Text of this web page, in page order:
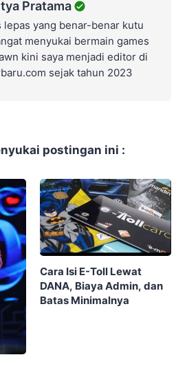
Pratama
yang benar-benar kutu
menyukai bermain games
kini saya menjadi editor di
sejak tahun 2023
postingan ini :
Cara Isi E-Toll Lewat
DANA, Biaya Admin, dan
Batas Minimalnya